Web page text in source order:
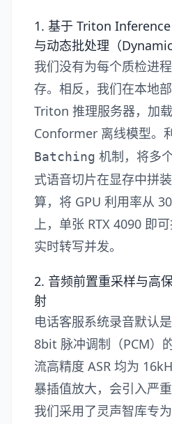
1. 基于 Triton
与动态批处理（
我们没有为每个质检进
存。相反，我们在本地
Triton 推理服务器，加
Conformer 离线模型。
Batching 机制，将多
式语音切片在显存中拼
算，将 GPU 利用率从
上，单张 RTX 4090 即
实时转写并发。
2. 音频前置重采样与高
射
电话客服系统录音默认
8bit 脉冲调制（PCM）
流高精度 ASR 均为
暴插值放大，会引入严
我们采用了灵声智库专